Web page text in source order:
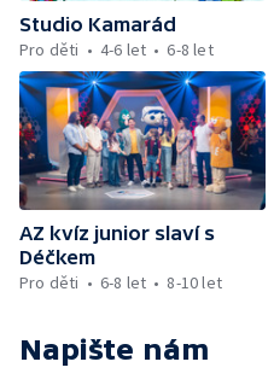
Studio Kamarád
Pro děti
4-6 let 6-8 let
AZ kvíz junior slaví s
Déčkem
Pro děti
6-8 let 8-10 let
Napište nám